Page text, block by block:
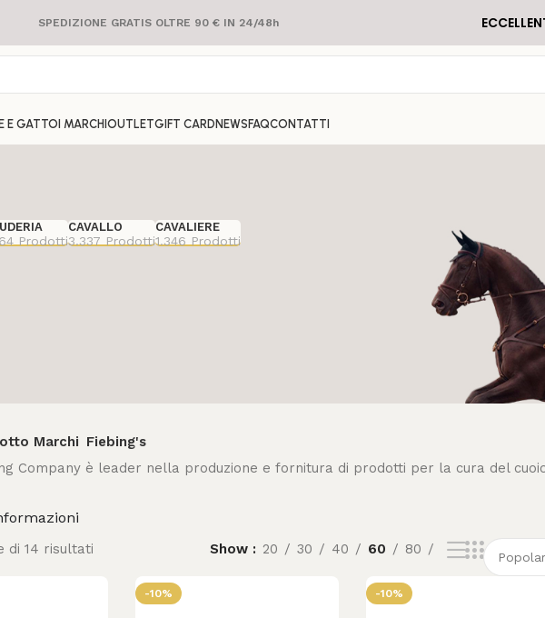
SPEDIZIONE GRATIS OLTRE 90 € IN 24/48h
E GATTO I MARCHI OUTLETGIFT CARD NEWS FAQCONTATTI
Prodotti
CAVALLO
3.337 Prodotti
CAVALIERE
1.346 Prodotti
Marchi Fiebing's
Company è leader nella produzione e fornitura di prodotti per la cura del
di 14 risultati Show 20 30 40 60 80
-10% -10%